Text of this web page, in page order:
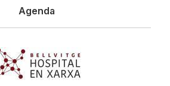
Agenda